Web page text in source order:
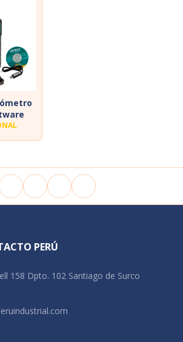
PERÚ
158 Dpto. 102 Santiago de Surco